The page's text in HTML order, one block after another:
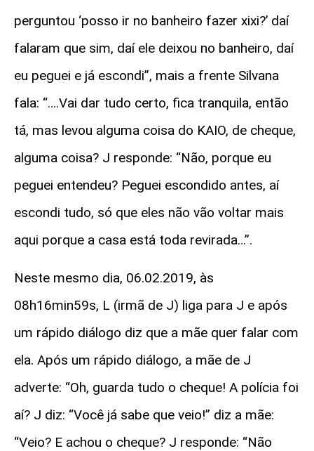
perguntou ‘posso ir no banheiro fazer xixi?’ daí
falaram que sim, daí ele deixou no banheiro, daí
eu peguei e já escondi”, mais a frente Silvana
fala: “….Vai dar tudo certo, fica tranquila, então
tá, mas levou alguma coisa do KAIO, de cheque,
alguma coisa? J responde: “Não, porque eu
peguei entendeu? Peguei escondido antes, aí
escondi tudo, só que eles não vão voltar mais
aqui porque a casa está toda revirada…”.
Neste mesmo dia, 06.02.2019, às
08h16min59s, L (irmã de J) liga para J e após
um rápido diálogo diz que a mãe quer falar com
ela. Após um rápido diálogo, a mãe de J
adverte: “Oh, guarda tudo o cheque! A polícia foi
aí? J diz: “Você já sabe que veio!” diz a mãe:
“Veio? E achou o cheque? J responde: “Não